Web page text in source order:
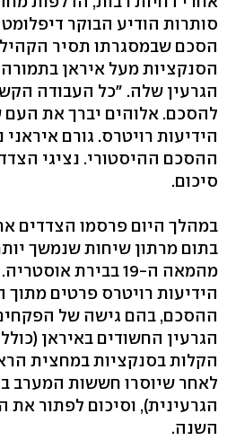
סותרות הודיע הבוקר
הסכם שבמסגרתו תסיר
הסנקציות מעל איראן
הגרעין שלה. "כל העבודה
להסכם. אלוהים יברך את העם
הידיעות רויטרס. גורם
ההסכם ההיסטורי. נציגי
סיכום.
במהלך היום פרסמו הצדדים
בתום מרתון שיחות שנמשך
מהמאה ה-19 בבירת
הידיעות רויטרס פרטים
ההסכם, בהם גישה של
הגרעין החשודים באיראן
לאחר שיוסרו חששות המערב
הגרעינית), וסיכום לפתור את
השנה.